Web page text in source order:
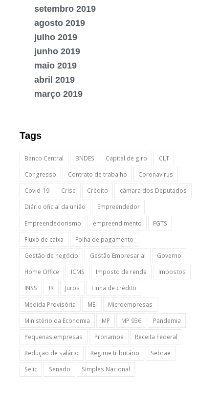
setembro 2019
agosto 2019
julho 2019
junho 2019
maio 2019
abril 2019
março 2019
Tags
Banco Central BNDES Capital de giro
CLT
Congresso
Contrato de trabalho
Coronavírus
Covid-19
Crise Crédito
câmara dos Deputados
Diário oficial da união
Empreendedor
Empreendedorismo
empreendimento
FGTS
Fluxo de caixa
Folha de pagamento
Gestão de negócio
Gestão Empresarial
Governo
Home Office
ICMS Imposto de renda
Impostos
INSS
IR Juros
Linha de crédito
Medida Provisória
MEI
Microempresas
Ministério da Economia
MP MP 936
Pandemia
Pequenas empresas
Pronampe
Receita Federal
Redução de salário
Regime tributário
Sebrae
Selic
Senado Simples Nacional